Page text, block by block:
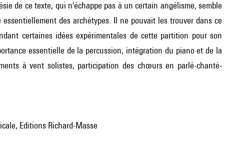
de ce texte, qui n'échappe pas à un certain angélisme, semble
des archétypes. Il ne pouvait les trouver dans ce
certaines idées expérimentales de cette partition pour son
essentielle de la percussion, intégration du piano et de la
à vent solistes, participation des chœurs en parlé-chanté-
Editions Richard-Masse